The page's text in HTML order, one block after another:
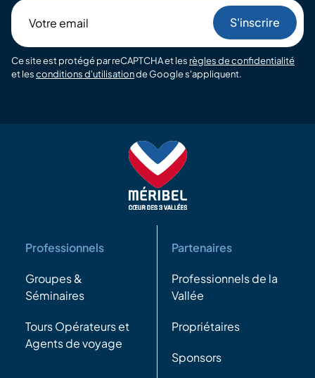
email
Ce site est protégé par reCAPTCHA et les règles de confidentialité
et lesconditions d'utilisationde Google s'appliquent.
Professionnels
Groupes &
Séminaires
Tours Opérateurs et
Agents de voyage
Partenaires
Professionnels de la
Vallée
Propriétaires
Sponsors